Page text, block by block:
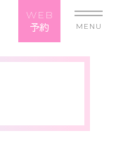
WEB
予約 MENU